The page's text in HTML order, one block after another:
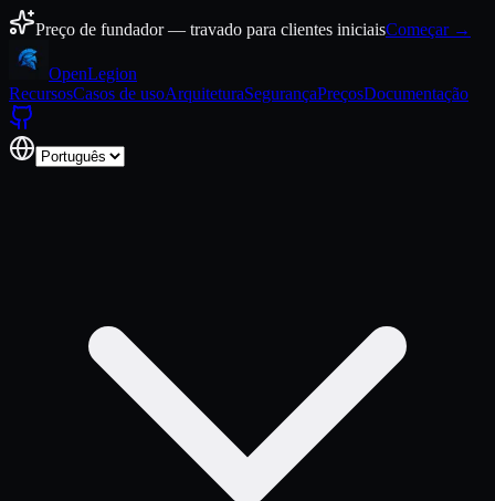
Pular para o conteúdo
Preço de fundador — travado para clientes iniciaisComeçar →
OpenLegion
RecursosCasos de usoArquiteturaSegurançaPreçosDocumentação